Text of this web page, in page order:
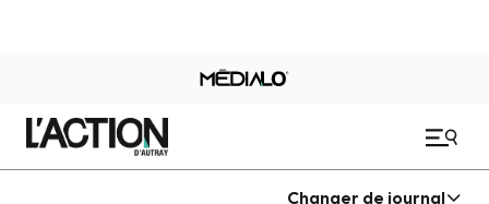
Changer de journal